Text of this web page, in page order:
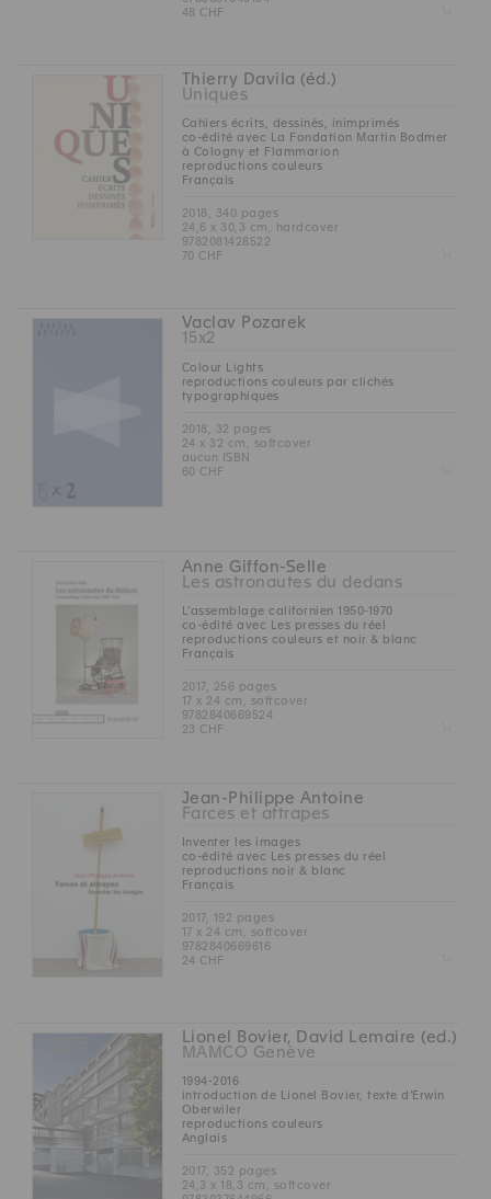
48 CHF
Thierry Davila (éd.)
Uniques
Cahiers écrits, dessinés, inimprimés
co-édité avec La Fondation Martin Bodmer
à Cologny et Flammarion
reproductions couleurs
Français
2018, 340 pages
24,6 x 30,3 cm, hardcover
9782081428522
70 CHF
Vaclav Pozarek
15x2
Colour Lights
reproductions couleurs par clichés
typographiques
2018, 32 pages
24 x 32 cm, softcover
aucun ISBN
60 CHF
Anne Giffon-Selle
Les astronautes du dedans
L’assemblage californien 1950-1970
co-édité avec Les presses du réel
reproductions couleurs et noir & blanc
Français
2017, 256 pages
17 x 24 cm, softcover
9782840669524
23 CHF
Jean-Philippe Antoine
Farces et attrapes
Inventer les images
co-édité avec Les presses du réel
reproductions noir & blanc
Français
2017, 192 pages
17 x 24 cm, softcover
9782840669616
24 CHF
Lionel Bovier, David Lemaire (ed.)
MAMCO Genève
1994-2016
introduction de Lionel Bovier, texte d’Erwin
Oberwiler
reproductions couleurs
Anglais
2017, 352 pages
24,3 x 18,3 cm, softcover